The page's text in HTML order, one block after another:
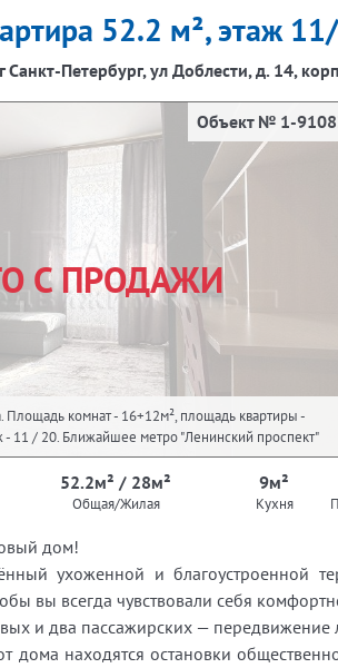
52.2 м², этаж
г Санкт-Петербург, ул Доблести, д. 14,
С ПРОДАЖИ
Объект № 1-
Площадь комнат - 16+12м², площадь квартиры -
- 11 / 20. Ближайшее метро "Ленинский проспект"
52.2м² / 28м²
Общая/Жилая
9м²
Кухня
дом!
ухоженной и благоустроенной
вы всегда чувствовали себя
и два пассажирских — передвижение
дома находятся остановки